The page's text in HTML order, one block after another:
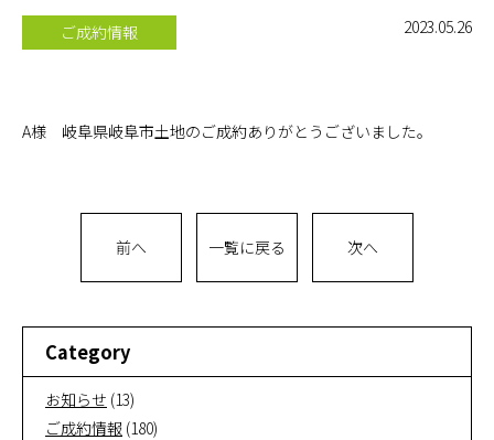
ご成約情報 2023.05.26
A様 岐阜県岐阜市土地のご成約ありがとうございました。
前へ 一覧に戻る 次へ
Category
お知らせ (13)
ご成約情報 (180)